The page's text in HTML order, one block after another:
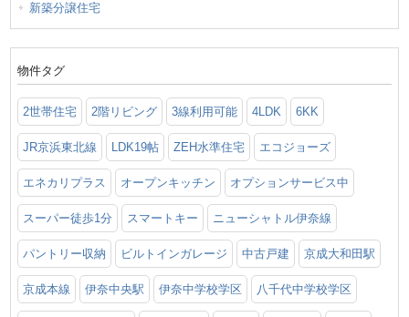
新築分譲住宅
物件タグ
2世帯住宅 2階リビング 3線利用可能 4LDK 6KK
JR京浜東北線 LDK19帖 ZEH水準住宅 エコジョーズ
エネカリプラス オープンキッチン オプションサービス中
スーパー徒歩1分 スマートキー ニューシャトル伊奈線
パントリー収納 ビルトインガレージ 中古戸建 京成大和田駅
京成本線 伊奈中央駅 伊奈中学校学区 八千代中学校学区